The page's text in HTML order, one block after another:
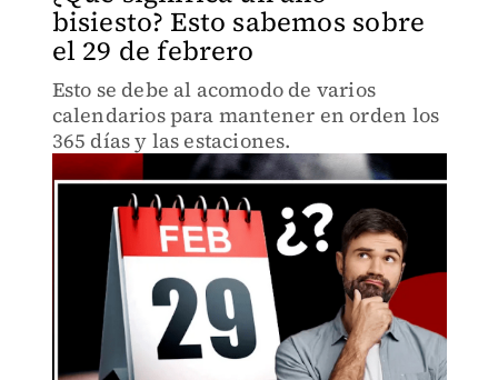
bisiesto? Esto sabemos sobre
el 29 de febrero
Esto se debe al acomodo de varios
calendarios para mantener en orden los
365 días y las estaciones.